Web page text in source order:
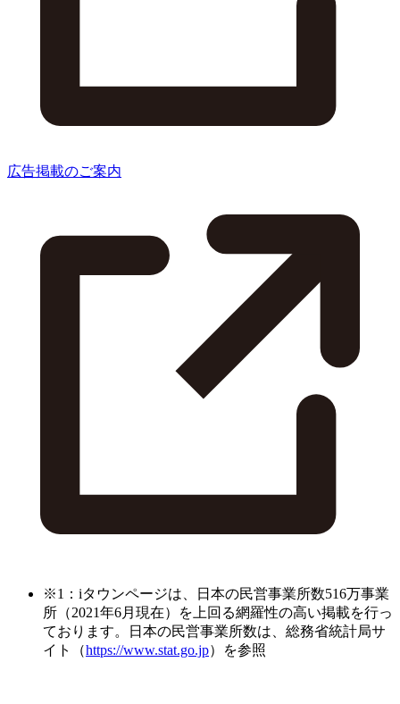
広告掲載のご案内
※1：iタウンページは、日本の民営事業所数516万事業
所（2021年6月現在）を上回る網羅性の高い掲載を行っ
ております。日本の民営事業所数は、総務省統計局サ
イト（https://www.stat.go.jp）を参照